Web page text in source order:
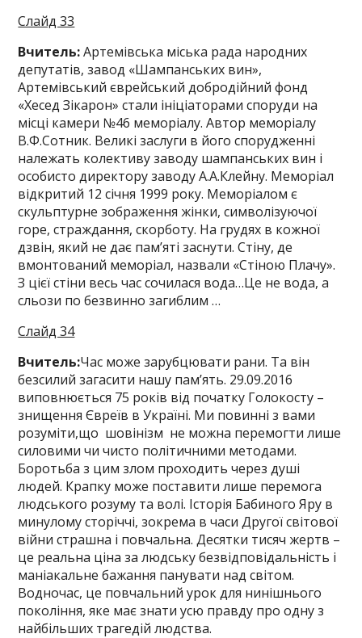
Слайд 33
Вчитель:Артемівська міська рада народних
депутатів, завод «Шампанських вин»,
Артемівський єврейський добродійний фонд
«Хесед Зікарон» стали ініціаторами споруди на
місці камери №46 меморіалу. Автор меморіалу
В.Ф.Сотник. Великі заслуги в його спорудженні
належать колективу заводу шампанських вин і
особисто директору заводу А.А.Клейну. Меморіал
відкритий 12 січня 1999 року. Меморіалом є
скульптурне зображення жінки, символізуючої
горе, страждання, скорботу. На грудях в кожної
дзвін, який не дає пам’яті заснути. Стіну, де
вмонтований меморіал, назвали «Стіною Плачу».
З цієї стіни весь час сочилася вода…Це не вода, а
сльози по безвинно загиблим …
Слайд 34
Вчитель:Час може зарубцювати рани. Та він
безсилий загасити нашу пам’ять. 29.09.2016
виповнюється 75 років від початку Голокосту –
знищення Євреїв в Україні. Ми повинні з вами
розуміти,що шовінізм не можна перемогти лише
силовими чи чисто політичними методами.
Боротьба з цим злом проходить через душі
людей. Крапку може поставити лише перемога
людського розуму та волі. Історія Бабиного Яру в
минулому сторіччі, зокрема в часи Другої світової
війни страшна і повчальна. Десятки тисяч жертв –
це реальна ціна за людську безвідповідальність і
маніакальне бажання панувати над світом.
Водночас, це повчальний урок для нинішнього
покоління, яке має знати усю правду про одну з
найбільших трагедій людства.